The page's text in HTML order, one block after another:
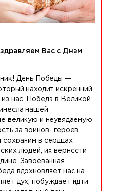
Вас с Днем
День Победы —
находит искренний
нас. Победа в Великой
нашей
великую и неувядаемую
за воинов- героев,
в сердцах
людей, их верности
Завоёванная
вдохновляет нас на
дух, побуждает идти